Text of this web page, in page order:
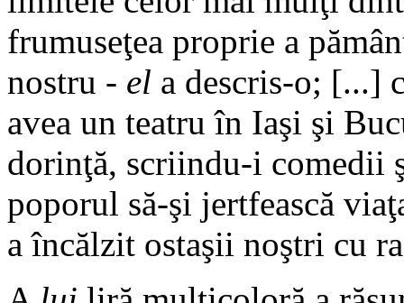
frumuseţea proprie a
nostru - el a descris-o; [...]
avea un teatru în Iaşi şi
dorinţă, scriindu-i comedii
poporul să-şi jertfească
a încălzit ostaşii noştri cu